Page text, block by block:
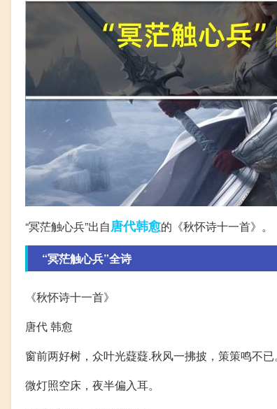
“冥茫触心兵”出自唐代韩愈的《秋怀诗十一首》。
“冥茫触心兵”全诗
《秋怀诗十一首》
唐代 韩愈
窗前两好树，众叶光薿薿.秋风一拂披，策策鸣不已。
微灯照空床，夜半偏入耳。